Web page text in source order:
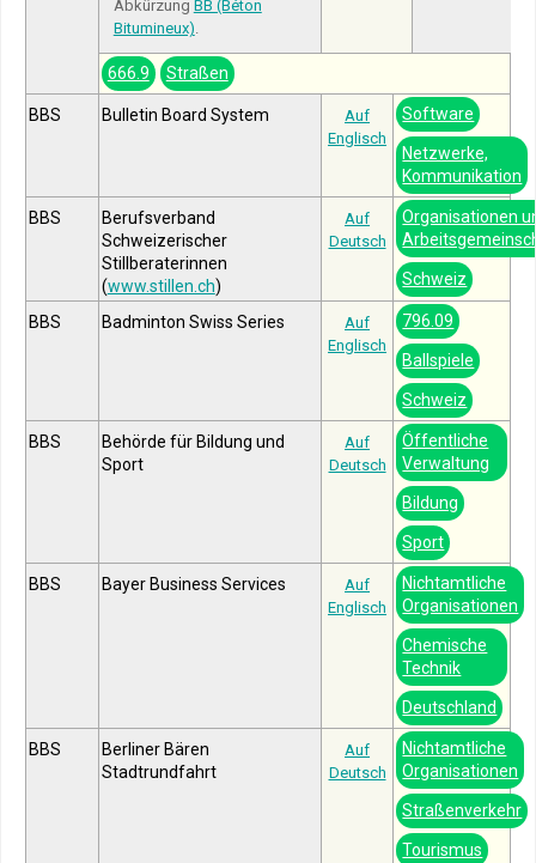
Abkürzung BB (Béton
Bitumineux)
666.9 Straßen
BBS Bulletin Board System
Auf
Englisch
Software
Netzwerke,
Kommunikation
BBS
Berufsverband
Schweizerischer
Stillberaterinnen
(www.stillen.ch)
Auf
Deutsch
Organisationen
Schweiz
BBS Badminton Swiss Series
Auf
Englisch
796.09
Ballspiele
Schweiz
BBS
Behörde für Bildung und
Sport
Auf
Deutsch
Öffentliche
Verwaltung
Bildung
Sport
BBS Bayer Business Services
Auf
Englisch
Nichtamtliche
Organisationen
Chemische
Technik
Deutschland
BBS
Berliner Bären
Stadtrundfahrt
Auf
Deutsch
Nichtamtliche
Organisationen
Straßenverkehr
Tourismus